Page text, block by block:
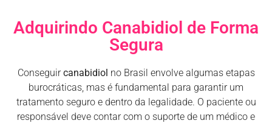
Adquirindo Canabidiol de Forma
Segura
Conseguircanabidiol no Brasil envolve algumas etapas
burocráticas, mas é fundamental para garantir um
tratamento seguro e dentro da legalidade. O paciente ou
responsável deve contar com o suporte de um médico e